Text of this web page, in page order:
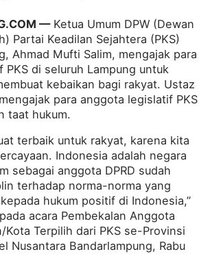
—Ketua Umum DPW (Dewan
Partai Keadilan Sejahtera (PKS)
Ahmad Mufti Salim, mengajak para
di seluruh Lampung untuk
kebaikan bagi rakyat. Ustaz
para anggota legislatif PKS
taat hukum.
terbaik untuk rakyat, karena kita
Indonesia adalah negara
sebagai anggota DPRD sudah
terhadap norma-norma yang
hukum positif di Indonesia,”
acara Pembekalan Anggota
Kota Terpilih dari PKS se-Provinsi
Nusantara Bandarlampung, Rabu